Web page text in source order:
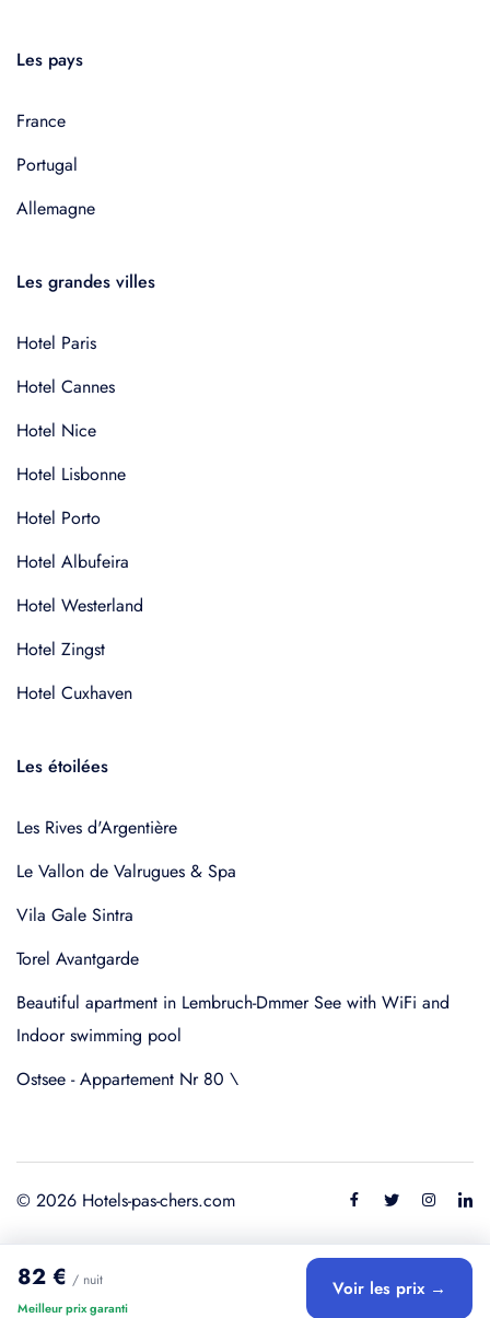
82 € / nuit
Meilleur prix garanti
Voir les prix →
Les pays
France
Portugal
Allemagne
Les grandes villes
Hotel Paris
Hotel Cannes
Hotel Nice
Hotel Lisbonne
Hotel Porto
Hotel Albufeira
Hotel Westerland
Hotel Zingst
Hotel Cuxhaven
Les étoilées
Les Rives d'Argentière
Le Vallon de Valrugues & Spa
Vila Gale Sintra
Torel Avantgarde
Beautiful apartment in Lembruch-Dmmer See with WiFi and
Indoor swimming pool
Ostsee - Appartement Nr 80 \
© 2026 Hotels-pas-chers.com